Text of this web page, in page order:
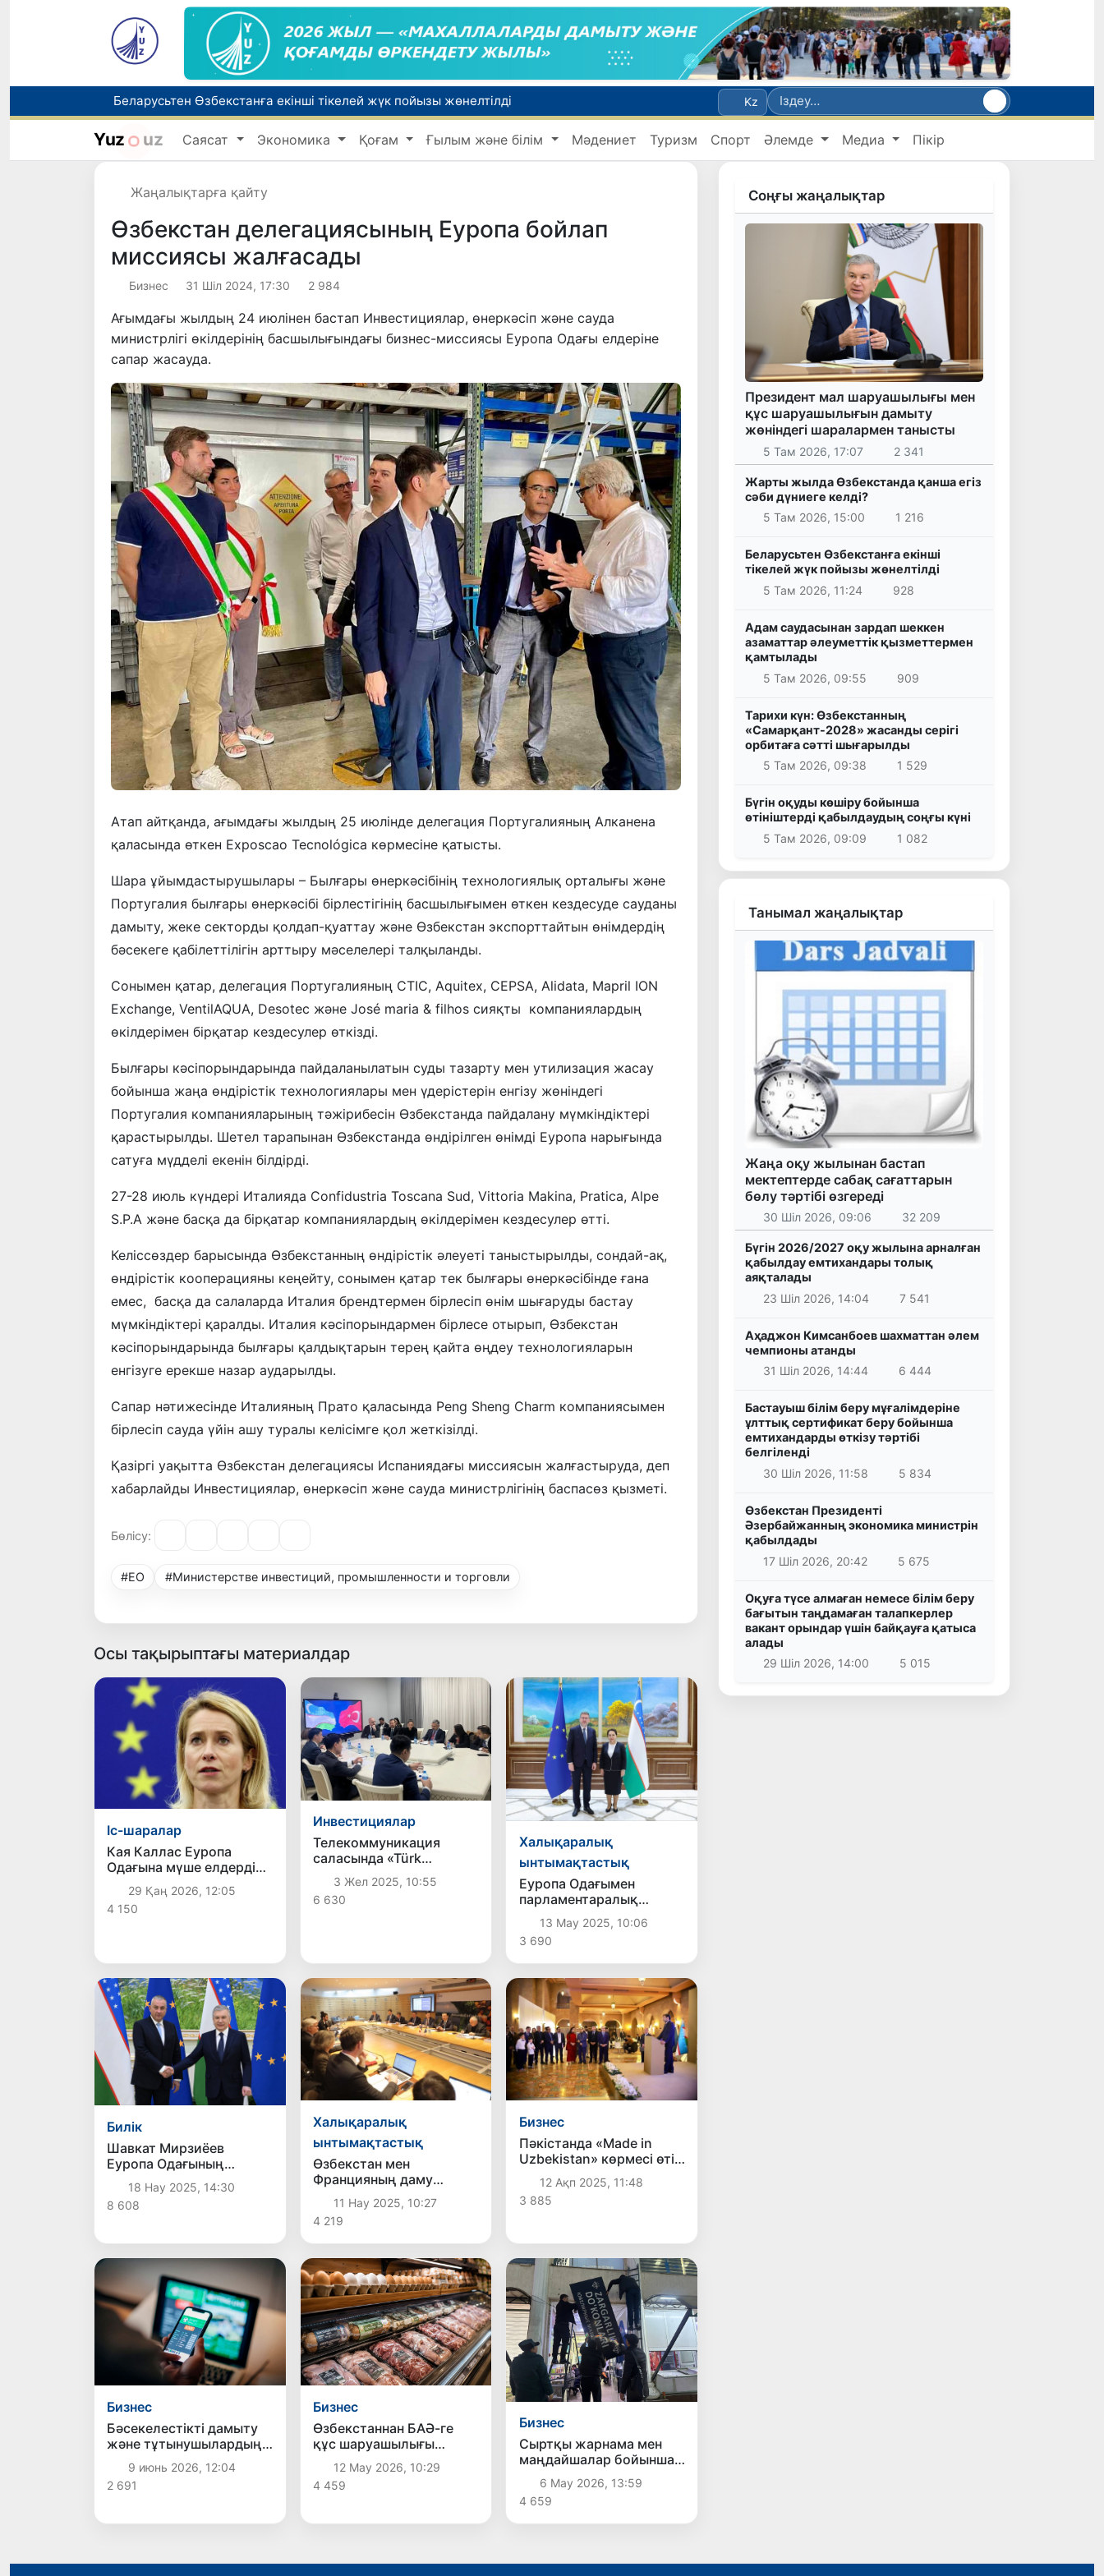
Адам саудасынан зардап шеккен азаматтар әлеуметтік қызметтермен қамтылады
Тарихи күн: Өзбекстанның «Самарқант-2028» жасанды серігі орбитаға сәтті шығарылды
Бүгін оқуды көшіру бойынша өтініштерді қабылдаудың соңғы күні
Беларусьтен Өзбекстанға екінші тікелей жүк пойызы жөнелтілді
Kz
Yuz uz Саясат Экономика Қоғам Ғылым және білім Мәдениет Туризм Спорт Әлемде Медиа Пікір
Жаңалықтарға қайту
Өзбекстан делегациясының Еуропа бойлап
миссиясы жалғасады
Бизнес 31 Шіл 2024, 17:30 2 984
Ағымдағы жылдың 24 июлінен бастап Инвестициялар, өнеркәсіп және сауда
министрлігі өкілдерінің басшылығындағы бизнес-миссиясы Еуропа Одағы елдеріне
сапар жасауда.
Атап айтқанда, ағымдағы жылдың 25 июлінде делегация Португалияның Алканена
қаласында өткен Exposcao Tecnológica көрмесіне қатысты.
Шара ұйымдастырушылары – Былғары өнеркәсібінің технологиялық орталығы және
Португалия былғары өнеркәсібі бірлестігінің басшылығымен өткен кездесуде сауданы
дамыту, жеке секторды қолдап-қуаттау және Өзбекстан экспорттайтын өнімдердің
бәсекеге қабілеттілігін арттыру мәселелері талқыланды.
Сонымен қатар, делегация Португалияның CTIC, Aquitex, CEPSA, Alidata, Mapril ION
Exchange, VentilAQUA, Desotec және José maria & filhos сияқты компаниялардың
өкілдерімен бірқатар кездесулер өткізді.
Былғары кәсiпорындарында пайдаланылатын суды тазарту мен утилизация жасау
бойынша жаңа өндiрiстiк технологиялары мен үдерістерiн енгiзу жөнiндегi
Португалия компанияларының тәжiрибесiн Өзбекстанда пайдалану мүмкiндiктерi
қарастырылды. Шетел тарапынан Өзбекстанда өндірілген өнімді Еуропа нарығында
сатуға мүдделі екенін білдірді.
27-28 июль күндері Италияда Confidustria Toscana Sud, Vittoria Makina, Pratica, Alpe
S.P.A және басқа да бірқатар компаниялардың өкілдерімен кездесулер өтті.
Келіссөздер барысында Өзбекстанның өндірістік әлеуеті таныстырылды, сондай-ақ,
өндірістік кооперацияны кеңейту, сонымен қатар тек былғары өнеркәсібінде ғана
емес, басқа да салаларда Италия брендтермен бірлесіп өнім шығаруды бастау
мүмкіндіктері қаралды. Италия кәсіпорындармен бірлесе отырып, Өзбекстан
кәсіпорындарында былғары қалдықтарын терең қайта өңдеу технологияларын
енгізуге ерекше назар аударылды.
Сапар нәтижесінде Италияның Прато қаласында Peng Sheng Charm компаниясымен
бірлесіп сауда үйін ашу туралы келісімге қол жеткізілді.
Қазіргі уақытта Өзбекстан делегациясы Испаниядағы миссиясын жалғастыруда, деп
хабарлайды Инвестициялар, өнеркәсіп және сауда министрлігінің баспасөз қызметі.
Бөлісу:
#ЕО #Министерстве инвестиций, промышленности и торговли
Осы тақырыптағы материалдар
Іс-шаралар
Кая Каллас Еуропа
Одағына мүше елдерді
сыртқы саясат бойынша
вето құқығынан
айырғысы келеді
29 Қаң 2026, 12:05
4 150
Инвестициялар
Телекоммуникация
саласында «Türk
Telekom»
компаниясымен
ынтымақтастық
3 Жел 2025, 10:55
6 630
Халықаралық
ынтымақтастық
Еуропа Одағымен
парламентаралық
байланыс нығая түседі
13 Мау 2025, 10:06
3 690
Билік
Шавкат Мирзиёев
Еуропа Одағының
Халықаралық
ынтымақтастық
жөніндегі комиссарын
18 Нау 2025, 14:30
8 608
Халықаралық
ынтымақтастық
Өзбекстан мен
Францияның даму
агенттігі экономикалық
ынтымақтастықты
нығайтады
11 Нау 2025, 10:27
4 219
Бизнес
Пәкістанда «Made in
Uzbekistan» көрмесі өтіп
жатыр
12 Ақп 2025, 11:48
3 885
Бизнес
Бәсекелестікті дамыту
және тұтынушылардың
құқықтарын қорғау
комитеті Әлем
чемпионаты қарсаңында
жарнамаларға қатысты
салды
9 июнь 2026, 12:04
2 691
Бизнес
Өзбекстаннан БАӘ-ге
құс шаруашылығы
өнімдерін экспорттауға
жол ашылды
12 Мау 2026, 10:29
4 459
Бизнес
Сыртқы жарнама мен
маңдайшалар бойынша
жаңа тәртіптер енгізілуі
мүмкін
6 Мау 2026, 13:59
4 659
Соңғы жаңалықтар
Президент мал шаруашылығы мен
құс шаруашылығын дамыту
жөніндегі шаралармен танысты
5 Там 2026, 17:07 2 341
Жарты жылда Өзбекстанда қанша егіз
сәби дүниеге келді?
5 Там 2026, 15:00
1 216
Беларусьтен Өзбекстанға екінші
тікелей жүк пойызы жөнелтілді
5 Там 2026, 11:24
928
Адам саудасынан зардап шеккен
азаматтар әлеуметтік қызметтермен
қамтылады
5 Там 2026, 09:55
909
Тарихи күн: Өзбекстанның
«Самарқант-2028» жасанды серігі
орбитаға сәтті шығарылды
5 Там 2026, 09:38
1 529
Бүгін оқуды көшіру бойынша
өтініштерді қабылдаудың соңғы күні
5 Там 2026, 09:09
1 082
Танымал жаңалықтар
Жаңа оқу жылынан бастап
мектептерде сабақ сағаттарын
бөлу тәртібі өзгереді
30 Шіл 2026, 09:06 32 209
Бүгін 2026/2027 оқу жылына арналған
қабылдау емтихандары толық
аяқталады
23 Шіл 2026, 14:04
7 541
Аҳаджон Кимсанбоев шахматтан әлем
чемпионы атанды
31 Шіл 2026, 14:44
6 444
Бастауыш білім беру мұғалімдеріне
ұлттық сертификат беру бойынша
емтихандарды өткізу тәртібі
белгіленді
30 Шіл 2026, 11:58
5 834
Өзбекстан Президенті
Әзербайжанның экономика министрін
қабылдады
17 Шіл 2026, 20:42
5 675
Оқуға түсе алмаған немесе білім беру
бағытын таңдамаған талапкерлер
вакант орындар үшін байқауға қатыса
алады
29 Шіл 2026, 14:00
5 015